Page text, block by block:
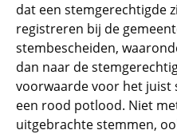
dat een stemgerechtigde
registreren bij de
stembescheiden,
dan naar de
voorwaarde voor het juist
een rood potlood. Niet
uitgebrachte stemmen,